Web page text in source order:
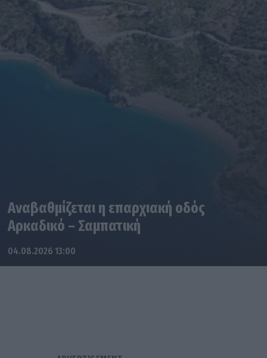
Αναβαθμίζεται η επαρχιακή οδός
Αρκαδικό – Σαμπατική
04.08.2026 13:00